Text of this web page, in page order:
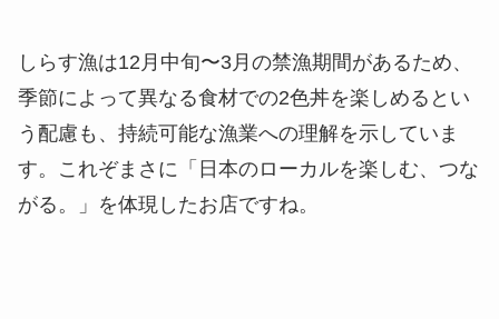
しらす漁は12月中旬〜3月の禁漁期間があるため、
季節によって異なる食材での2色丼を楽しめるとい
う配慮も、持続可能な漁業への理解を示していま
す。これぞまさに「日本のローカルを楽しむ、つな
がる。」を体現したお店ですね。